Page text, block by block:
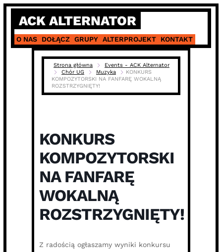
Skip
content
ACK ALTERNATOR
O NAS DOŁĄCZ GRUPY ALTERPROJEKT KONTAKT
Strona główna
Events - ACK Alternator
Chór UG
Muzyka
KONKURS
KOMPOZYTORSKI NA FANFARĘ WOKALNĄ
ROZSTRZYGNIĘTY!
KONKURS
KOMPOZYTORSKI
NA FANFARĘ
WOKALNĄ
ROZSTRZYGNIĘTY!
Z radością ogłaszamy wyniki konkursu